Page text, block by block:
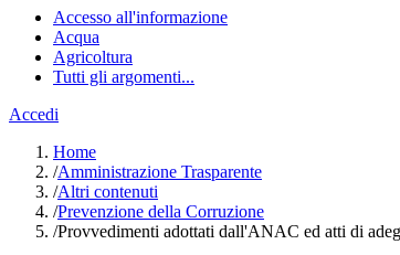
Accesso all'informazione
Acqua
Agricoltura
Tutti gli argomenti...
Accedi
Home
/Amministrazione Trasparente
/Altri contenuti
/Prevenzione della Corruzione
/Provvedimenti adottati dall'ANAC ed atti di